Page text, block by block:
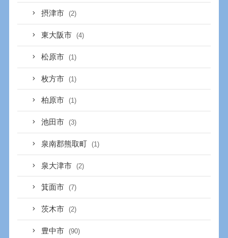
摂津市 (2)
東大阪市 (4)
松原市 (1)
枚方市 (1)
柏原市 (1)
池田市 (3)
泉南郡熊取町 (1)
泉大津市 (2)
箕面市 (7)
茨木市 (2)
豊中市 (90)